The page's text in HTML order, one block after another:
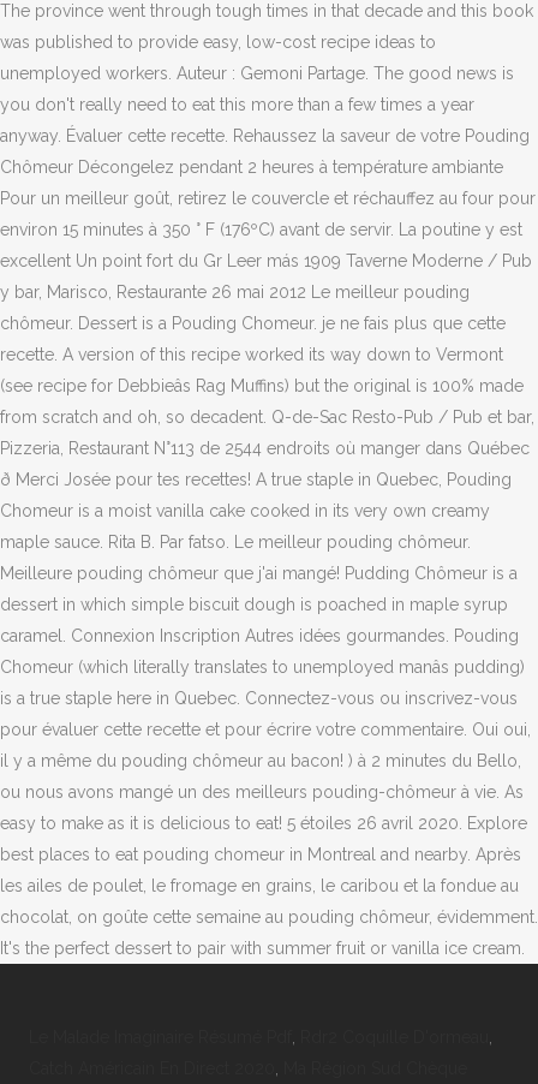
The province went through tough times in that decade and this book
was published to provide easy, low-cost recipe ideas to
unemployed workers. Auteur : Gemoni Partage. The good news is
you don't really need to eat this more than a few times a year
anyway. Évaluer cette recette. Rehaussez la saveur de votre Pouding
Chômeur Décongelez pendant 2 heures à température ambiante
Pour un meilleur goût, retirez le couvercle et réchauffez au four pour
environ 15 minutes à 350 ° F (176ºC) avant de servir. La poutine y est
excellent Un point fort du Gr Leer más 1909 Taverne Moderne / Pub
y bar, Marisco, Restaurante 26 mai 2012 Le meilleur pouding
chômeur. Dessert is a Pouding Chomeur. je ne fais plus que cette
recette. A version of this recipe worked its way down to Vermont
(see recipe for Debbieâs Rag Muffins) but the original is 100% made
from scratch and oh, so decadent. Q-de-Sac Resto-Pub / Pub et bar,
Pizzeria, Restaurant N°113 de 2544 endroits où manger dans Québec
ð Merci Josée pour tes recettes! A true staple in Quebec, Pouding
Chomeur is a moist vanilla cake cooked in its very own creamy
maple sauce. Rita B. Par fatso. Le meilleur pouding chômeur.
Meilleure pouding chômeur que j'ai mangé! Pudding Chômeur is a
dessert in which simple biscuit dough is poached in maple syrup
caramel. Connexion Inscription Autres idées gourmandes. Pouding
Chomeur (which literally translates to unemployed manâs pudding)
is a true staple here in Quebec. Connectez-vous ou inscrivez-vous
pour évaluer cette recette et pour écrire votre commentaire. Oui oui,
il y a même du pouding chômeur au bacon! ) à 2 minutes du Bello,
ou nous avons mangé un des meilleurs pouding-chômeur à vie. As
easy to make as it is delicious to eat! 5 étoiles 26 avril 2020. Explore
best places to eat pouding chomeur in Montreal and nearby. Après
les ailes de poulet, le fromage en grains, le caribou et la fondue au
chocolat, on goûte cette semaine au pouding chômeur, évidemment.
It's the perfect dessert to pair with summer fruit or vanilla ice cream.